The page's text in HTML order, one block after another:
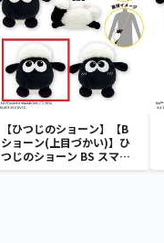
【ひつじのショーン】【B
ショーン(上目づかい)】ひ
つじのショーン BS スマホ
ショーンルダー